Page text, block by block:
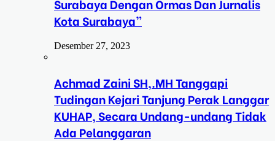
Surabaya Dengan Ormas Dan Jurnalis
Kota Surabaya”
Desember 27, 2023
Achmad Zaini SH,.MH Tanggapi
Tudingan Kejari Tanjung Perak Langgar
KUHAP, Secara Undang-undang Tidak
Ada Pelanggaran